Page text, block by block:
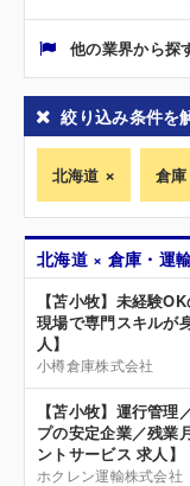
他の業界から探
絞り込み条件を
北海道 倉
北海道 × 倉庫・運
【苫小牧】未経験
現場で専門スキルが
人】
小樽倉庫株式会社
【苫小牧】運行管
プの安定企業／残業
ントサービス 求人】
ホクレン運輸株式会社